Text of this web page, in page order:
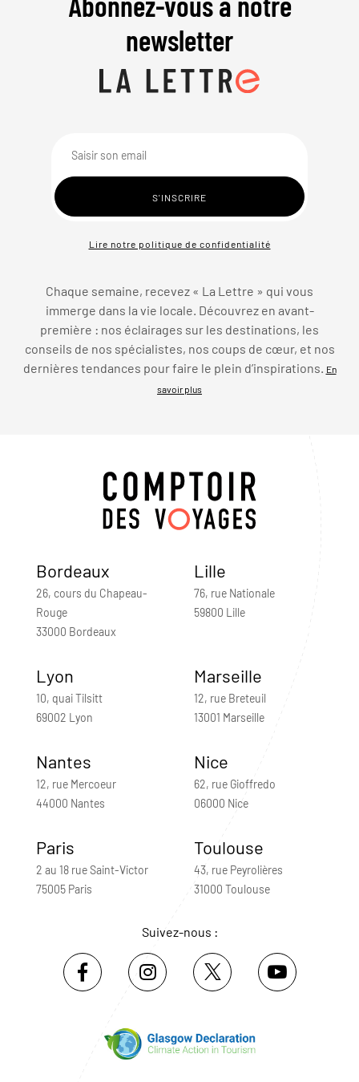
newsletter
Lire notre politique de confidentialité
Chaque semaine, recevez « La Lettre » qui vous
immerge dans la vie locale. Découvrez en avant-
première : nos éclairages sur les destinations, les
conseils de nos spécialistes, nos coups de cœur, et nos
dernières tendances pour faire le plein d’inspirations.
En
savoir plus
Bordeaux
26, cours du Chapeau-
Rouge
33000 Bordeaux
Lille
76, rue Nationale
59800 Lille
Lyon
10, quai Tilsitt
69002 Lyon
Marseille
12, rue Breteuil
13001 Marseille
Nantes
12, rue Mercoeur
44000 Nantes
Nice
62, rue Gioffredo
06000 Nice
Paris
2 au 18 rue Saint-Victor
75005 Paris
Toulouse
43, rue Peyrolières
31000 Toulouse
Suivez-nous :